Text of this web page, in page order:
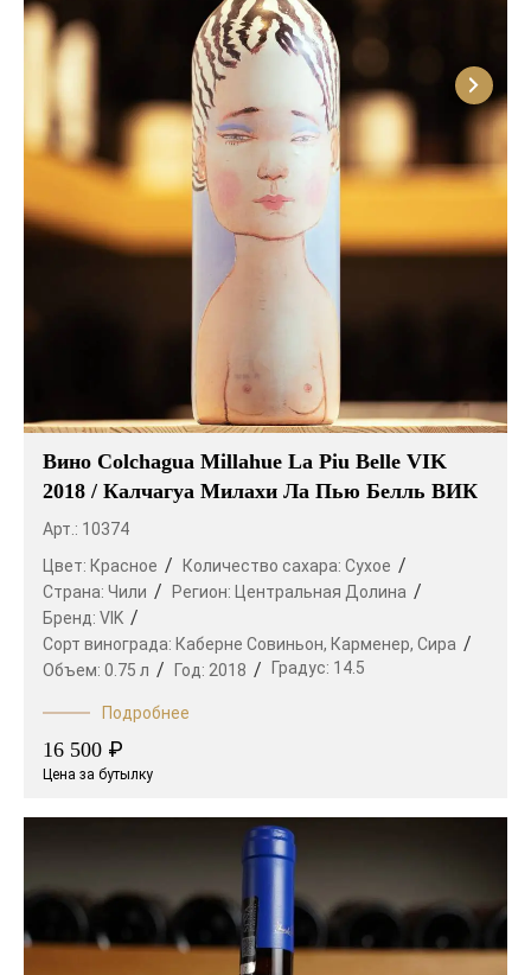
Вино Colchagua Millahue La Piu Belle VIK
2018 / Калчагуа Милахи Ла Пью Белль ВИК
Арт.: 10374
Цвет: Красное Количество сахара: Сухое
Страна: Чили Регион:
Центральная Долина
Бренд: VIK
Сорт винограда: Каберне Совиньон, Карменер, Сира
Объем: 0.75 л Год: 2018 Градус: 14.5
Подробнее
16 500 ₽
Цена за бутылку